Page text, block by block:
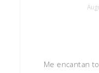
Me encantan